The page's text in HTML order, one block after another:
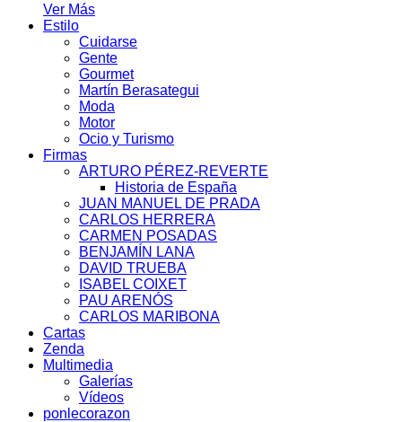
Ver Más
Estilo
Cuidarse
Gente
Gourmet
Martín Berasategui
Moda
Motor
Ocio y Turismo
Firmas
ARTURO PÉREZ-REVERTE
Historia de España
JUAN MANUEL DE PRADA
CARLOS HERRERA
CARMEN POSADAS
BENJAMÍN LANA
DAVID TRUEBA
ISABEL COIXET
PAU ARENÓS
CARLOS MARIBONA
Cartas
Zenda
Multimedia
Galerías
Vídeos
ponlecorazon